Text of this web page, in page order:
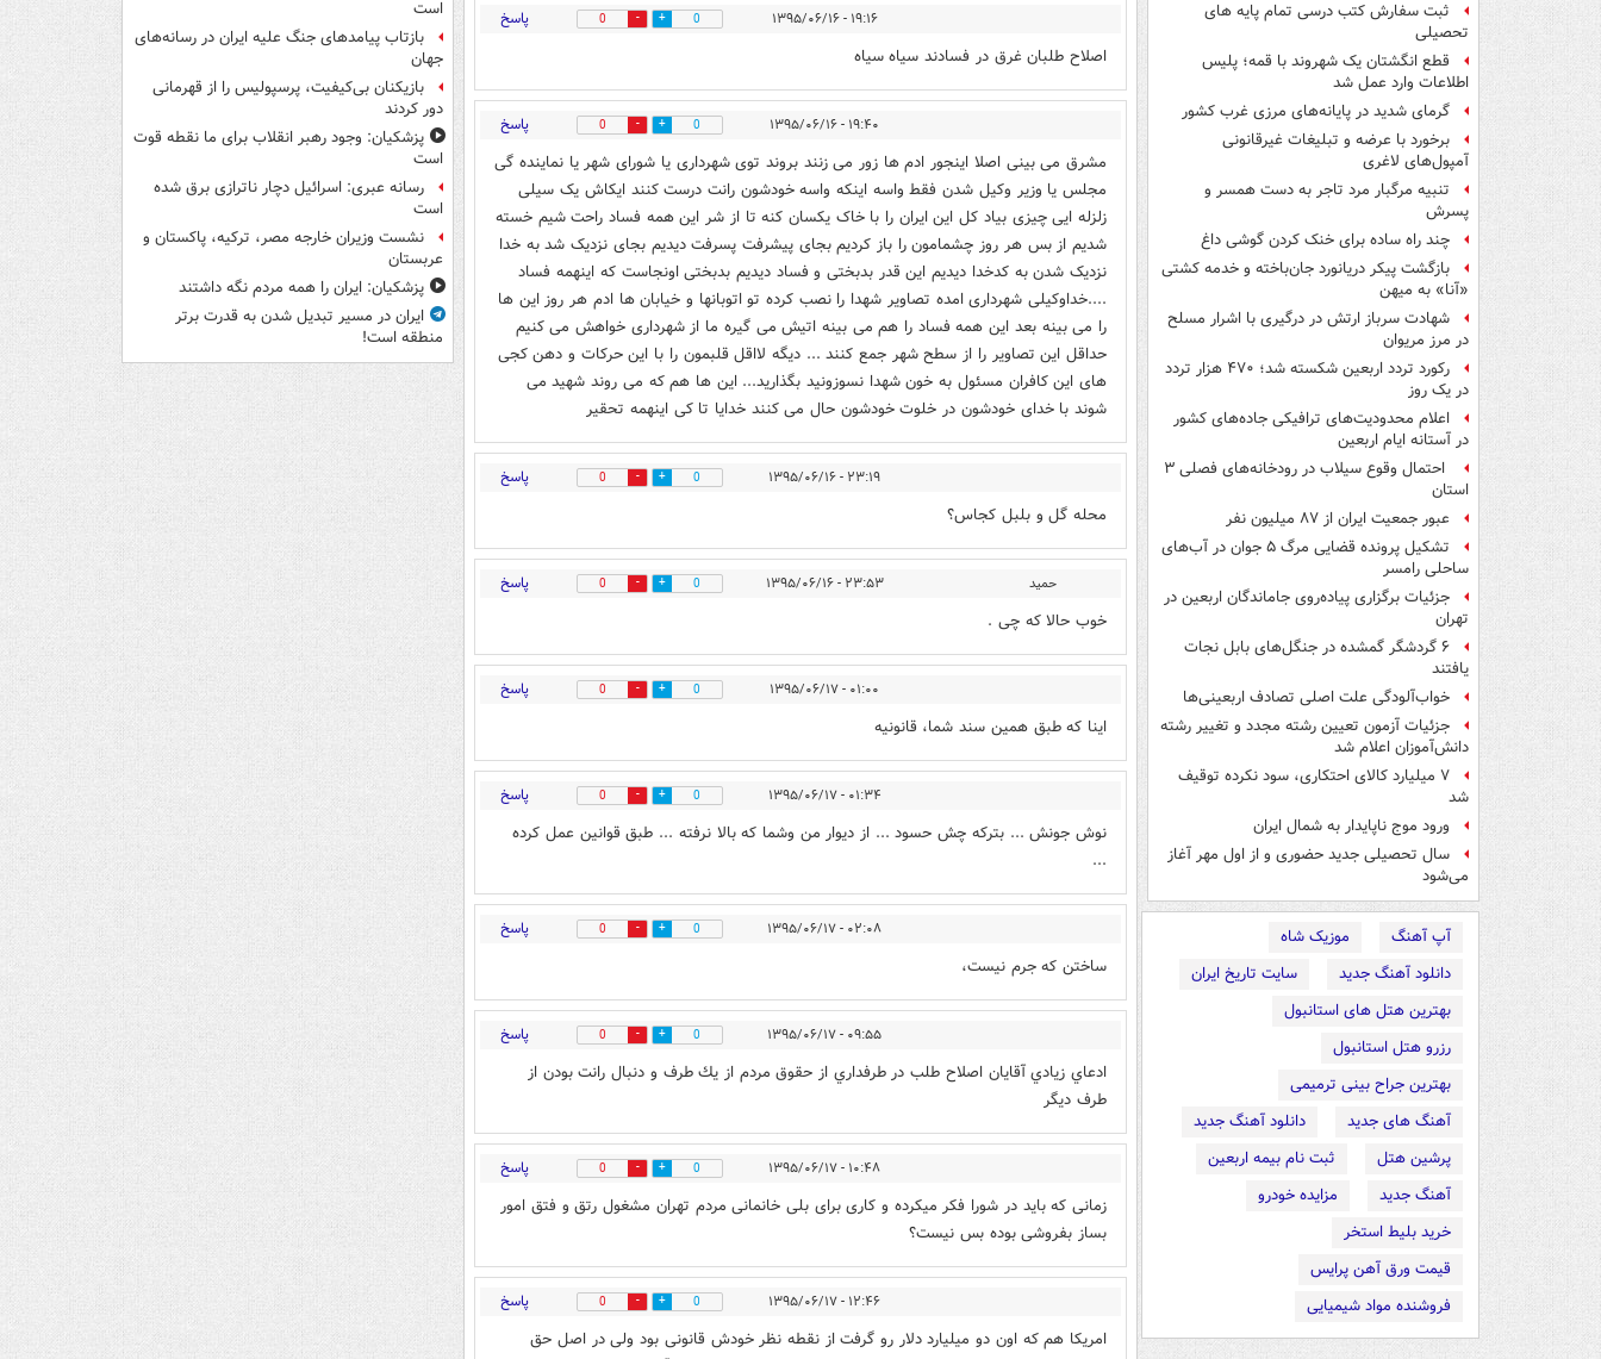
ثبت سفارش کتب درسی تمام پایه های
تحصیلی
قطع انگشتان یک شهروند با قمه؛ پلیس
اطلاعات وارد عمل شد
گرمای شدید در پایانه‌های مرزی غرب کشور
برخورد با عرضه و تبلیغات غیرقانونی
آمپول‌های لاغری
تنبیه مرگبار مرد تاجر به دست همسر و
پسرش
چند راه‌ ساده برای خنک کردن گوشی داغ
بازگشت پیکر دریانورد جان‌باخته و خدمه کشتی
«آنا» به میهن
شهادت سرباز ارتش در درگیری با اشرار مسلح
در مرز مریوان
رکورد تردد اربعین شکسته شد؛ ۴۷۰ هزار تردد
در یک روز
اعلام محدودیت‌های ترافیکی جاده‌های کشور
در آستانه ایام اربعین
احتمال وقوع سیلاب در رودخانه‌های فصلی ۳
استان
عبور جمعیت ایران از ۸۷ میلیون نفر
تشکیل پرونده قضایی مرگ ۵ جوان در آب‌های
ساحلی رامسر
جزئیات برگزاری پیاده‌روی جاماندگان اربعین در
تهران
۶ گردشگر گمشده در جنگل‌های بابل نجات
یافتند
خواب‌آلودگی علت اصلی تصادف اربعینی‌ها
جزئیات آزمون تعیین رشته مجدد و تغییر رشته
دانش‌آموزان اعلام شد
۷ میلیارد کالای احتکاری، سود نکرده توقیف
شد
ورود موج ناپایدار به شمال ایران
سال تحصیلی جدید حضوری و از اول مهر آغاز
می‌شود
آپ آهنگ
موزیک شاه
دانلود آهنگ جدید
سایت تاریخ ایران
بهترین هتل های استانبول
رزرو هتل استانبول
بهترین جراح بینی ترمیمی
آهنگ های جدید
دانلود آهنگ جدید
پرشین هتل
ثبت نام بیمه اربعین
آهنگ جدید
مزایده خودرو
خرید بلیط استخر
قیمت ورق آهن پرایس
فروشنده مواد شیمیایی
۱۹:۱۶ - ۱۳۹۵/۰۶/۱۶ 0
0 پاسخ
اصلاح طلبان غرق در فسادند سیاه سیاه
۱۹:۴۰ - ۱۳۹۵/۰۶/۱۶ 0
0 پاسخ
مشرق می بینی اصلا اینجور ادم ها زور می زنند بروند توی شهرداری یا شورای شهر یا نماینده گی
مجلس یا وزیر وکیل شدن فقط واسه اینکه واسه خودشون رانت درست کنند ایکاش یک سیلی
زلزله ایی چیزی بیاد کل این ایران را با خاک یکسان کنه تا از شر این همه فساد راحت شیم خسته
شدیم از بس هر روز چشمامون را باز کردیم بجای پیشرفت پسرفت دیدیم بجای نزدیک شد به خدا
نزدیک شدن به کدخدا دیدیم این قدر بدبختی و فساد دیدیم بدبختی اونجاست که اینهمه فساد
....خداوکیلی شهرداری امده تصاویر شهدا را نصب کرده تو اتوبانها و خیابان ها ادم هر روز این ها
را می بینه بعد این همه فساد را هم می بینه اتیش می گیره ما از شهرداری خواهش می کنیم
حداقل این تصاویر را از سطح شهر جمع کنند ... دیگه لااقل قلبمون را با این حرکات و دهن کجی
های این کافران مسئول به خون شهدا نسوزونید بگذارید... این ها هم که می روند شهید می
شوند با خدای خودشون در خلوت خودشون حال می کنند خدایا تا کی اینهمه تحقیر
۲۳:۱۹ - ۱۳۹۵/۰۶/۱۶ 0
0 پاسخ
محله گل و بلبل کجاس؟
حمید ۲۳:۵۳ - ۱۳۹۵/۰۶/۱۶ 0
0 پاسخ
خوب حالا که چی .
۰۱:۰۰ - ۱۳۹۵/۰۶/۱۷ 0
0 پاسخ
اینا که طبق همین سند شما، قانونیه
۰۱:۳۴ - ۱۳۹۵/۰۶/۱۷ 0
0 پاسخ
نوش جونش ... بترکه چش حسود ... از دیوار من وشما که بالا نرفته ... طبق قوانین عمل کرده
...
۰۲:۰۸ - ۱۳۹۵/۰۶/۱۷ 0
0 پاسخ
ساختن که جرم نیست،
۰۹:۵۵ - ۱۳۹۵/۰۶/۱۷ 0
0 پاسخ
ادعاي زيادي آقايان اصلاح طلب در طرفداري از حقوق مردم از يك طرف و دنبال رانت بودن از
طرف ديگر
۱۰:۴۸ - ۱۳۹۵/۰۶/۱۷ 0
0 پاسخ
زمانی که باید در شورا فکر میکرده و کاری برای بلی خانمانی مردم تهران مشغول رتق و فتق امور
بساز بفروشی بوده بس نیست؟
۱۲:۴۶ - ۱۳۹۵/۰۶/۱۷ 0
0 پاسخ
امریکا هم که اون دو میلیارد دلار رو گرفت از نقطه نظر خودش قانونی بود ولی در اصل حق
است
بازتاب پیامدهای جنگ علیه ایران در رسانه‌های
جهان
بازیکنان بی‌کیفیت، پرسپولیس را از قهرمانی
دور کردند
پزشکیان: وجود رهبر انقلاب برای ما نقطه قوت
است
رسانه عبری: اسرائیل دچار ناترازی برق شده
است
نشست وزیران خارجه مصر، ترکیه، پاکستان و
عربستان
پزشکیان: ایران را همه مردم نگه داشتند
ایران در مسیر تبدیل شدن به قدرت برتر
منطقه است!